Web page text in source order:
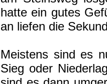
hatte ein gutes
an liefen die
Meistens sind es
Sieg oder